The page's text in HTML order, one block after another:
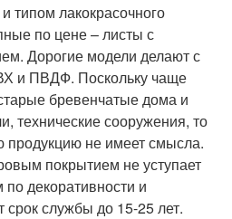
типом лакокрасочного
по цене – листы с
Дорогие модели делают с
и ПВДФ. Поскольку чаще
бревенчатые дома и
технические сооружения, то
продукцию не имеет смысла.
покрытием не уступает
декоративности и
срок службы до 15-25 лет.